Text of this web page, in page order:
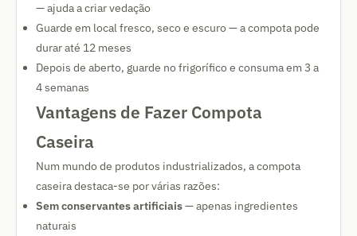
— ajuda a criar vedação
Guarde em local fresco, seco e escuro — a compota pode
durar até 12 meses
Depois de aberto, guarde no frigorífico e consuma em 3 a
4 semanas
Vantagens de Fazer Compota
Caseira
Num mundo de produtos industrializados, a compota
caseira destaca-se por várias razões:
Sem conservantes artificiais— apenas ingredientes
naturais